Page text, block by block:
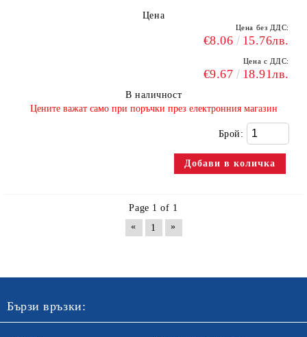
Цена
Цена без ДДС:
€8.06 15.76лв.
Цена с ДДС:
€9.67 18.91лв.
В наличност
​Цените важат само при поръчки през електронния магазин
Брой:
Page 1 of 1
«
1 »
Бързи връзки: